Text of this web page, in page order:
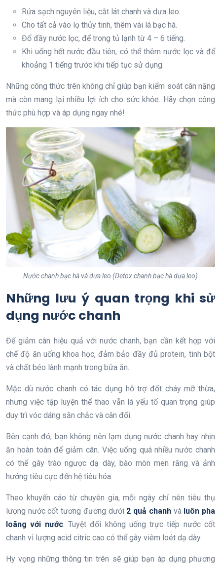
Rửa sạch nguyên liệu, cắt lát chanh và dưa leo.
Cho tất cả vào lọ thủy tinh, thêm vài lá bạc hà.
Đổ đầy nước lọc, để trong tủ lạnh từ 4 – 6 tiếng.
Khi uống hết nước đầu tiên, có thể thêm nước lọc và để
khoảng 1 tiếng trước khi tiếp tục sử dụng.
Những công thức trên không chỉ giúp bạn kiểm soát cân nặng
mà còn mang lại nhiều lợi ích cho sức khỏe. Hãy chọn công
thức phù hợp và áp dụng ngay nhé!
Nước chanh bạc hà và dưa leo (Detox chanh bạc hà dưa leo)
Những lưu ý quan trọng khi sử
dụng nước chanh
Để giảm cân hiệu quả với nước chanh, bạn cần kết hợp với
chế độ ăn uống khoa học, đảm bảo đầy đủ protein, tinh bột
và chất béo lành mạnh trong bữa ăn.
Mặc dù nước chanh có tác dụng hỗ trợ đốt cháy mỡ thừa,
nhưng việc tập luyện thể thao vẫn là yếu tố quan trọng giúp
duy trì vóc dáng săn chắc và cân đối.
Bên cạnh đó, bạn không nên lạm dụng nước chanh hay nhịn
ăn hoàn toàn để giảm cân. Việc uống quá nhiều nước chanh
có thể gây trào ngược dạ dày, bào mòn men răng và ảnh
hưởng tiêu cực đến hệ tiêu hóa.
Theo khuyến cáo từ chuyên gia, mỗi ngày chỉ nên tiêu thụ
lượng nước cốt tương đương dưới 2 quả chanhvà luôn pha
loãng với nước. Tuyệt đối không uống trực tiếp nước cốt
chanh vì lượng acid citric cao có thể gây viêm loét dạ dày.
Hy vọng những thông tin trên sẽ giúp bạn áp dụng phương